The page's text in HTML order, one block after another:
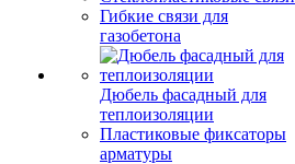
Гибкие связи для
газобетона
Дюбель фасадный для
теплоизоляции
Пластиковые фиксаторы
арматуры